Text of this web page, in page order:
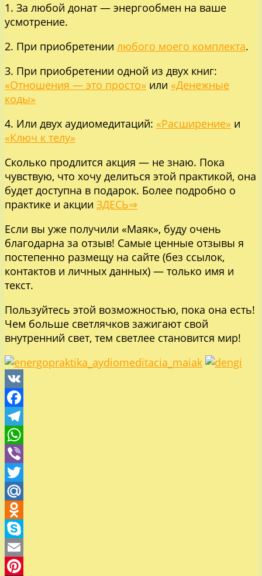
1. За любой донат — энергообмен на ваше
усмотрение.
2. При приобретении любого моего комплекта.
3. При приобретении одной из двух книг:
«Отношения — это просто» или «Денежные
коды»
4. Или двух аудиомедитаций: «Расширение» и
«Ключ к телу»
Сколько продлится акция — не знаю. Пока
чувствую, что хочу делиться этой практикой, она
будет доступна в подарок. Более подробно о
практике и акции ЗДЕСЬ⇒
Если вы уже получили «Маяк», буду очень
благодарна за отзыв! Самые ценные отзывы я
постепенно размещу на сайте (без ссылок,
контактов и личных данных) — только имя и
текст.
Пользуйтесь этой возможностью, пока она есть!
Чем больше светлячков зажигают свой
внутренний свет, тем светлее становится мир!
VK
Facebook
Telegram
WhatsApp
Viber
Twitter
Mail.Ru
Odnoklassniki
Skype
Email